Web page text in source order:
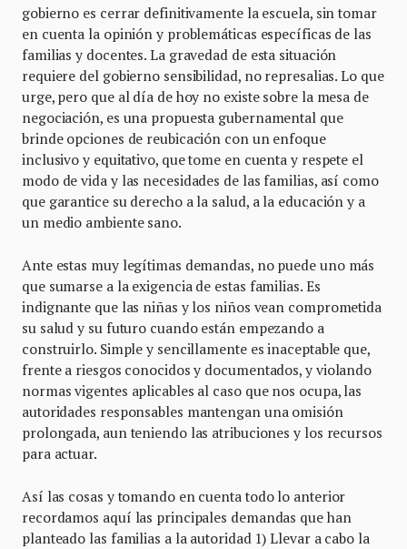
gobierno es cerrar definitivamente la escuela, sin tomar
en cuenta la opinión y problemáticas específicas de las
familias y docentes. La gravedad de esta situación
requiere del gobierno sensibilidad, no represalias. Lo que
urge, pero que al día de hoy no existe sobre la mesa de
negociación, es una propuesta gubernamental que
brinde opciones de reubicación con un enfoque
inclusivo y equitativo, que tome en cuenta y respete el
modo de vida y las necesidades de las familias, así como
que garantice su derecho a la salud, a la educación y a
un medio ambiente sano.
Ante estas muy legítimas demandas, no puede uno más
que sumarse a la exigencia de estas familias. Es
indignante que las niñas y los niños vean comprometida
su salud y su futuro cuando están empezando a
construirlo. Simple y sencillamente es inaceptable que,
frente a riesgos conocidos y documentados, y violando
normas vigentes aplicables al caso que nos ocupa, las
autoridades responsables mantengan una omisión
prolongada, aun teniendo las atribuciones y los recursos
para actuar.
Así las cosas y tomando en cuenta todo lo anterior
recordamos aquí las principales demandas que han
planteado las familias a la autoridad 1) Llevar a cabo la